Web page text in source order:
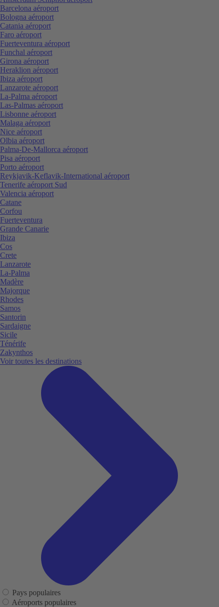
Barcelona aéroport
Bologna aéroport
Catania aéroport
Faro aéroport
Fuerteventura aéroport
Funchal aéroport
Girona aéroport
Heraklion aéroport
Ibiza aéroport
Lanzarote aéroport
La-Palma aéroport
Las-Palmas aéroport
Lisbonne aéroport
Malaga aéroport
Nice aéroport
Olbia aéroport
Palma-De-Mallorca aéroport
Pisa aéroport
Porto aéroport
Reykjavik-Keflavik-International aéroport
Tenerife aéroport Sud
Valencia aéroport
Catane
Corfou
Fuerteventura
Grande Canarie
Ibiza
Cos
Crete
Lanzarote
La-Palma
Madère
Majorque
Rhodes
Samos
Santorin
Sardaigne
Sicile
Ténérife
Zakynthos
Voir toutes les destinations
Pays populaires
Aéroports populaires